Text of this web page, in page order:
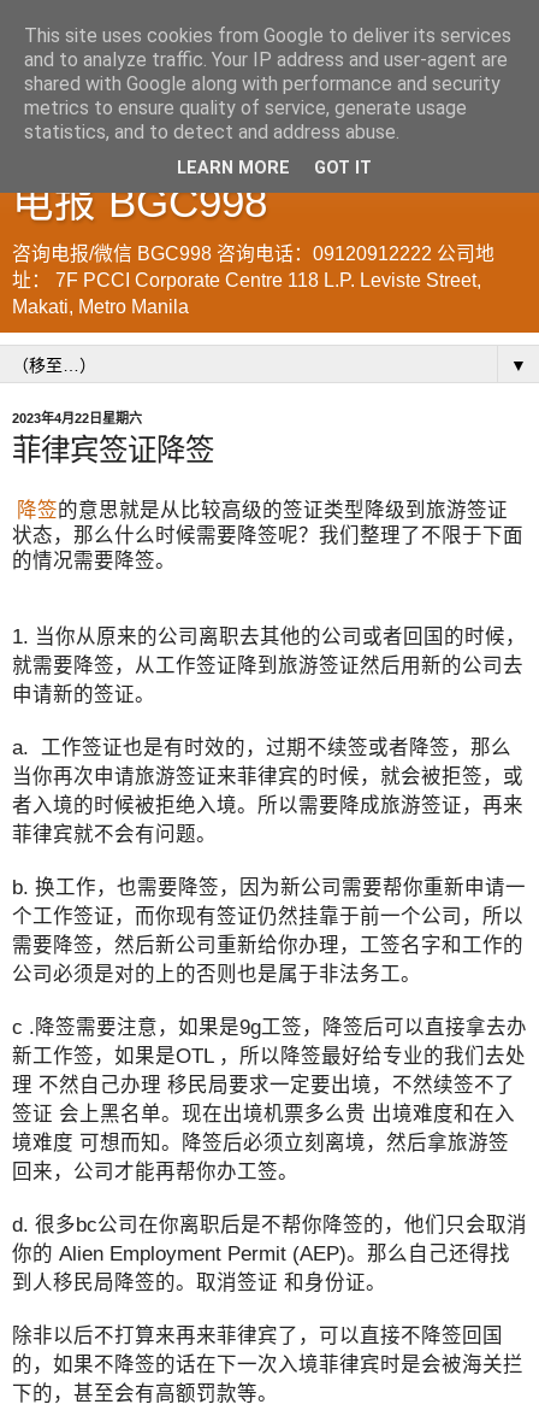
菲律宾998VISA移民公司
WWW.SRRV.DE 咨询微信/
电报 BGC998
咨询电报/微信 BGC998 咨询电话：09120912222 公司地
址： 7F PCCI Corporate Centre 118 L.P. Leviste Street,
Makati, Metro Manila
▼
2023年4月22日星期六
菲律宾签证降签
降签的意思就是从比较高级的签证类型降级到旅游签证
状态，那么什么时候需要降签呢？我们整理了不限于下面
的情况需要降签。
1. 当你从原来的公司离职去其他的公司或者回国的时候，
就需要降签，从工作签证降到旅游签证然后用新的公司去
申请新的签证。
a. 工作签证也是有时效的，过期不续签或者降签，那么
当你再次申请旅游签证来菲律宾的时候，就会被拒签，或
者入境的时候被拒绝入境。所以需要降成旅游签证，再来
菲律宾就不会有问题。
b. 换工作，也需要降签，因为新公司需要帮你重新申请一
个工作签证，而你现有签证仍然挂靠于前一个公司，所以
需要降签，然后新公司重新给你办理，工签名字和工作的
公司必须是对的上的否则也是属于非法务工。
c .降签需要注意，如果是9g工签，降签后可以直接拿去办
新工作签，如果是OTL ，所以降签最好给专业的我们去处
理 不然自己办理 移民局要求一定要出境，不然续签不了
签证 会上黑名单。现在出境机票多么贵 出境难度和在入
境难度 可想而知。降签后必须立刻离境，然后拿旅游签
回来，公司才能再帮你办工签。
d. 很多bc公司在你离职后是不帮你降签的，他们只会取消
你的 Alien Employment Permit (AEP)。那么自己还得找
到人移民局降签的。取消签证 和身份证。
除非以后不打算来再来菲律宾了，可以直接不降签回国
的，如果不降签的话在下一次入境菲律宾时是会被海关拦
下的，甚至会有高额罚款等。
This site uses cookies from Google to deliver its services
and to analyze traffic. Your IP address and user-agent are
shared with Google along with performance and security
metrics to ensure quality of service, generate usage
statistics, and to detect and address abuse.
LEARN MORE GOT IT